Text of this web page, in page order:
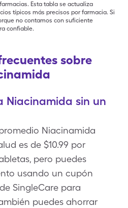
Esta tabla se actualiza
típicos más precisos por farmacia. Si
no contamos con suficiente
confiable.
sobre
Niacinamida sin un
Niacinamida
es de $10.99 por
pero puedes
usando un cupón
SingleCare para
puedes ahorrar